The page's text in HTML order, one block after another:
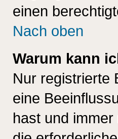
einen
Nach oben
Warum kann
Nur registrierte
eine
hast und